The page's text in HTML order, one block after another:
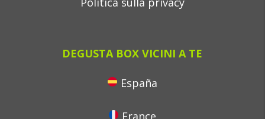
DEGUSTA BOX VICINI A TE
España
France